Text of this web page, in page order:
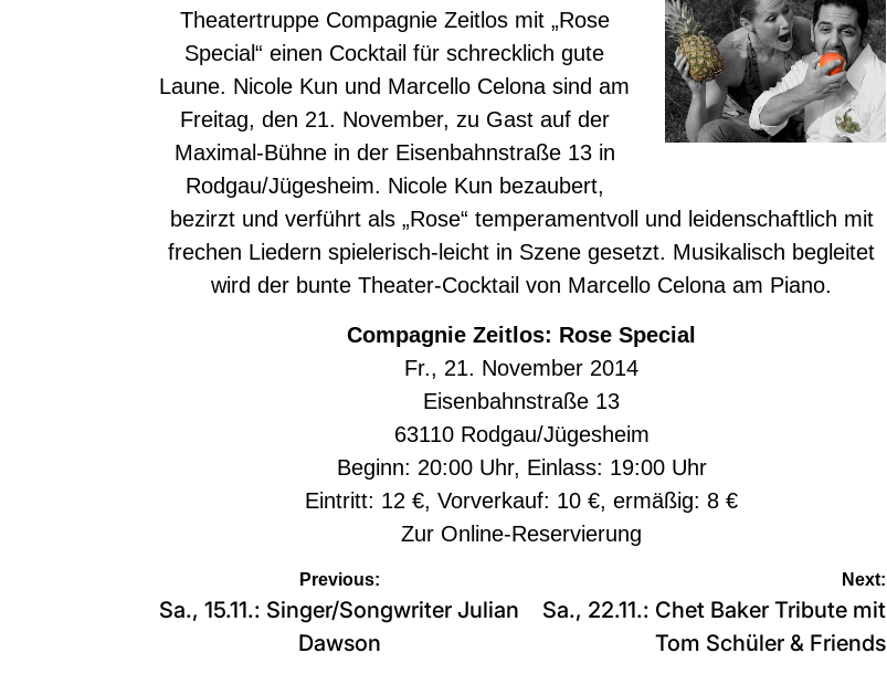
Theatertruppe Compagnie Zeitlos mit „Rose
Special“ einen Cocktail für schrecklich gute
Laune. Nicole Kun und Marcello Celona sind am
Freitag, den 21. November, zu Gast auf der
Maximal-Bühne in der Eisenbahnstraße 13 in
Rodgau/Jügesheim. Nicole Kun bezaubert,
bezirzt und verführt als „Rose“ temperamentvoll und leidenschaftlich mit
frechen Liedern spielerisch-leicht in Szene gesetzt. Musikalisch begleitet
wird der bunte Theater-Cocktail von Marcello Celona am Piano.
Compagnie Zeitlos: Rose Special
Fr., 21. November 2014
Eisenbahnstraße 13
63110 Rodgau/Jügesheim
Beginn: 20:00 Uhr, Einlass: 19:00 Uhr
Eintritt: 12 €, Vorverkauf: 10 €, ermäßig: 8 €
Zur Online-Reservierung
Beitragsnavigation
Previous:
Sa., 15.11.: Singer/Songwriter Julian
Dawson
Next:
Sa., 22.11.: Chet Baker Tribute mit
Tom Schüler & Friends